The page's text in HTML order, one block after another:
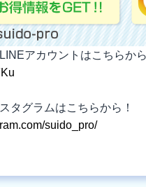
アカウントはこちらから
タグラムはこちらから！
suido_pro/